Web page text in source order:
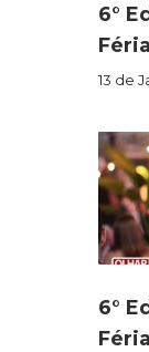
6°
13 de
6°